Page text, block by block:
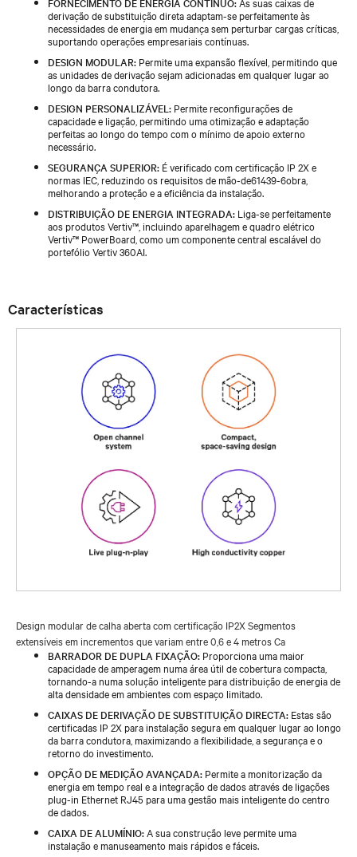
derivação de substituição direta adaptam-se perfeitamente às
necessidades de energia em mudança sem perturbar cargas críticas,
suportando operações empresariais contínuas.
DESIGN MODULAR: Permite uma expansão flexível, permitindo que
as unidades de derivação sejam adicionadas em qualquer lugar ao
longo da barra condutora.
DESIGN PERSONALIZÁVEL: Permite reconfigurações de
capacidade e ligação, permitindo uma otimização e adaptação
perfeitas ao longo do tempo com o mínimo de apoio externo
necessário.
SEGURANÇA SUPERIOR: É verificado com certificação IP 2X e
normas IEC, reduzindo os requisitos de mão-de61439-6obra,
melhorando a proteção e a eficiência da instalação.
DISTRIBUIÇÃO DE ENERGIA INTEGRADA: Liga-se perfeitamente
aos produtos Vertiv™, incluindo aparelhagem e quadro elétrico
Vertiv™ PowerBoard, como um componente central escalável do
portefólio Vertiv 360AI.
Características
Design modular de calha aberta com certificação IP2X Segmentos
extensíveis em incrementos que variam entre 0,6 e 4 metros Ca
BARRADOR DE DUPLA FIXAÇÃO: Proporciona uma maior
capacidade de amperagem numa área útil de cobertura compacta,
tornando-a numa solução inteligente para distribuição de energia de
alta densidade em ambientes com espaço limitado.
CAIXAS DE DERIVAÇÃO DE SUBSTITUIÇÃO DIRECTA: Estas são
certificadas IP 2X para instalação segura em qualquer lugar ao longo
da barra condutora, maximizando a flexibilidade, a segurança e o
retorno do investimento.
OPÇÃO DE MEDIÇÃO AVANÇADA: Permite a monitorização da
energia em tempo real e a integração de dados através de ligações
plug-in Ethernet RJ45 para uma gestão mais inteligente do centro
de dados.
CAIXA DE ALUMÍNIO: A sua construção leve permite uma
instalação e manuseamento mais rápidos e fáceis.